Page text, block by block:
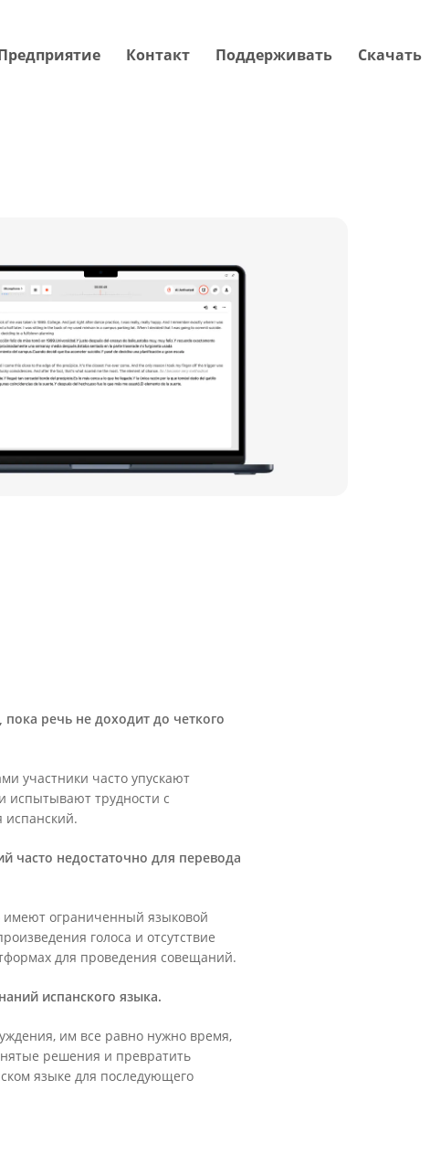
Контакт Поддерживать Скачать
речь не доходит до четкого
участники часто упускают
испытывают трудности с
испанский.
часто недостаточно для перевода
ограниченный языковой
голоса и отсутствие
для проведения совещаний.
испанского языка.
им все равно нужно время,
решения и превратить
языке для последующего